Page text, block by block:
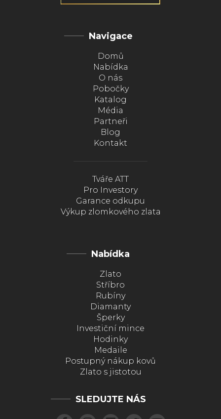
Navigace
Domů
Nabídka
O nás
Pobočky
Katalog
Média
Partneři
Blog
Kontakt
Tváře ATT
Pro Investory
Garance odkupu
Výkup zlomkového zlata
Nabídka
Zlato
Stříbro
Rubíny
Diamanty
Šperky
Investiční mince
Hodinky
Medaile
Postupný nákup kovů
Zlato s jistotou
SLEDUJTE NÁS